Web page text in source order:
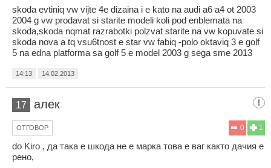
skoda evtiniq vw vijte 4e dizaina i e kato na audi a6 a4 ot 2003
2004 g vw prodavat si starite modeli koli pod enblemata na
skoda,skoda nqmat razrabotki polzvat starite na vw kopuvate si
skoda nova a tq vsu6tnost e star vw fabiq -polo oktaviq 3 e golf
5 na edna platforma sa golf 5 e model 2003 g sega sme 2013
14:13 14.02.2013
17 алек
1
0
ОТГОВОР
do Kiro , да така е шкода не е марка това е ваг както дачия е
рено,